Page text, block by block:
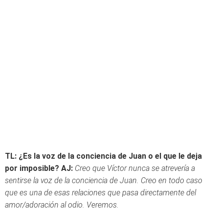
TL: ¿Es la voz de la conciencia de Juan o el que le deja
por imposible? AJ: Creo que Víctor nunca se atrevería a
sentirse la voz de la conciencia de Juan. Creo en todo caso
que es una de esas relaciones que pasa directamente del
amor/adoración al odio. Veremos.